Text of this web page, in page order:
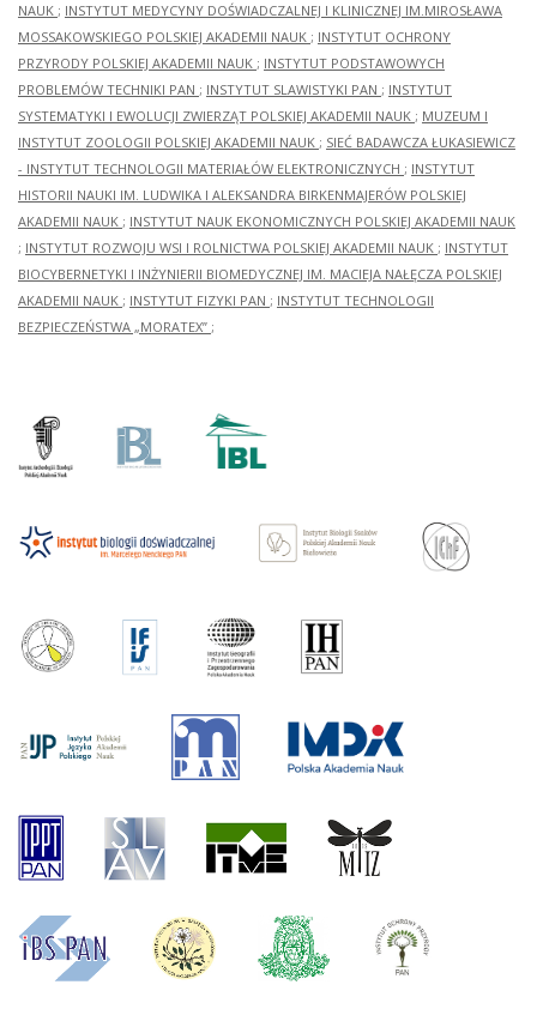
NAUK ; INSTYTUT MEDYCYNY DOŚWIADCZALNEJ I KLINICZNEJ IM.MIROSŁAWA
MOSSAKOWSKIEGO POLSKIEJ AKADEMII NAUK ; INSTYTUT OCHRONY
PRZYRODY POLSKIEJ AKADEMII NAUK ; INSTYTUT PODSTAWOWYCH
PROBLEMÓW TECHNIKI PAN ; INSTYTUT SLAWISTYKI PAN ; INSTYTUT
SYSTEMATYKI I EWOLUCJI ZWIERZĄT POLSKIEJ AKADEMII NAUK ; MUZEUM I
INSTYTUT ZOOLOGII POLSKIEJ AKADEMII NAUK ; SIEĆ BADAWCZA ŁUKASIEWICZ
- INSTYTUT TECHNOLOGII MATERIAŁÓW ELEKTRONICZNYCH ; INSTYTUT
HISTORII NAUKI IM. LUDWIKA I ALEKSANDRA BIRKENMAJERÓW POLSKIEJ
AKADEMII NAUK ; INSTYTUT NAUK EKONOMICZNYCH POLSKIEJ AKADEMII NAUK
; INSTYTUT ROZWOJU WSI I ROLNICTWA POLSKIEJ AKADEMII NAUK ; INSTYTUT
BIOCYBERNETYKI I INŻYNIERII BIOMEDYCZNEJ IM. MACIEJA NAŁĘCZA POLSKIEJ
AKADEMII NAUK ; INSTYTUT FIZYKI PAN ; INSTYTUT TECHNOLOGII
BEZPIECZEŃSTWA „MORATEX” ;